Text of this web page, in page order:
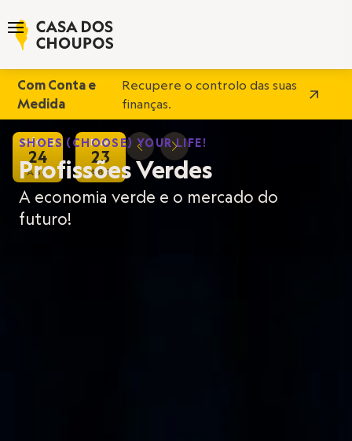
Com Conta e
Medida
Recupere o controlo das suas
finanças.
INÍCIO
24
ABR
FIM
23
ABR
D E
SHOES (CHOOSE) YOUR LIFE!
Profissões Verdes
A economia verde e o mercado do
futuro!